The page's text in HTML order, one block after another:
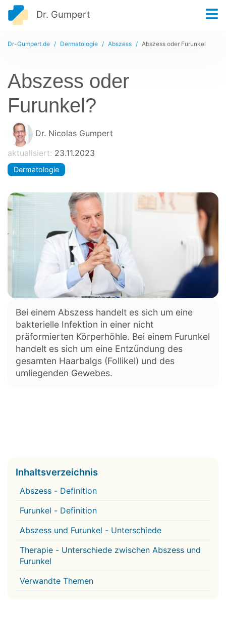
Dr. Gumpert
Dr-Gumpert.de Dermatologie Abszess Abszess oder Furunkel
Abszess oder
Furunkel?
Dr. Nicolas Gumpert
aktualisiert: 23.11.2023
Dermatologie
Bei einem Abszess handelt es sich um eine
bakterielle Infektion in einer nicht
präformierten Körperhöhle. Bei einem Furunkel
handelt es sich um eine Entzündung des
gesamten Haarbalgs (Follikel) und des
umliegenden Gewebes.
Inhaltsverzeichnis
Abszess - Definition
Furunkel - Definition
Abszess und Furunkel - Unterschiede
Therapie - Unterschiede zwischen Abszess und
Furunkel
Verwandte Themen